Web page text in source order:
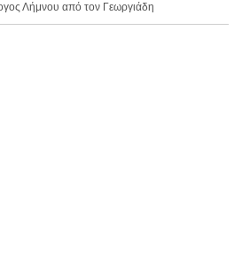
Λήμνου από τον Γεωργιάδη